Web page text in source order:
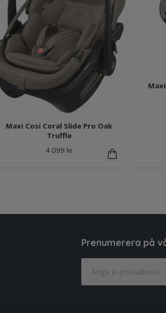
Maxi Cosi Coral Slide Pro Oak
Truffle
4 099 kr
Prenumerera på